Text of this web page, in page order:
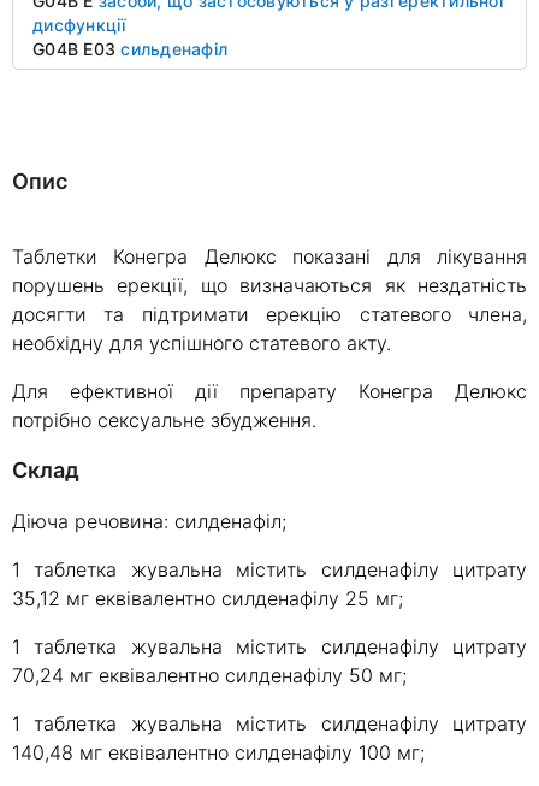
дисфункції
G04B E03сильденафіл
Опис
Таблетки Конегра Делюкс показані для лікування
порушень ерекції, що визначаються як нездатність
досягти та підтримати ерекцію статевого члена,
необхідну для успішного статевого акту.
Для ефективної дії препарату Конегра Делюкс
потрібно сексуальне збудження.
Склад
Діюча речовина: силденафіл;
1 таблетка жувальна містить силденафілу цитрату
35,12 мг еквівалентно силденафілу 25 мг;
1 таблетка жувальна містить силденафілу цитрату
70,24 мг еквівалентно силденафілу 50 мг;
1 таблетка жувальна містить силденафілу цитрату
140,48 мг еквівалентно силденафілу 100 мг;